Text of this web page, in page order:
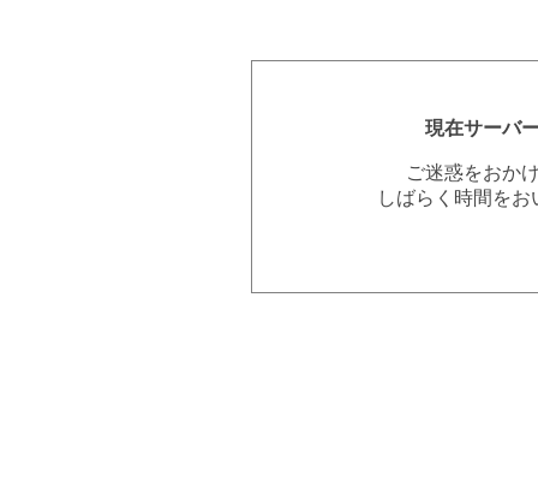
現在サーバ
ご迷惑をおか
しばらく時間を